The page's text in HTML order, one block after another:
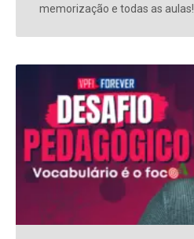
memorização e todas as aulas!